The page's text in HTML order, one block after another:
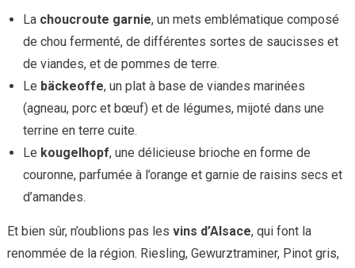
La choucroute garnie, un mets emblématique composé
de chou fermenté, de différentes sortes de saucisses et
de viandes, et de pommes de terre.
Le bäckeoffe, un plat à base de viandes marinées
(agneau, porc et bœuf) et de légumes, mijoté dans une
terrine en terre cuite.
Le kougelhopf, une délicieuse brioche en forme de
couronne, parfumée à l’orange et garnie de raisins secs et
d’amandes.
Et bien sûr, n’oublions pas les vins d’Alsace, qui font la
renommée de la région. Riesling, Gewurztraminer, Pinot gris,